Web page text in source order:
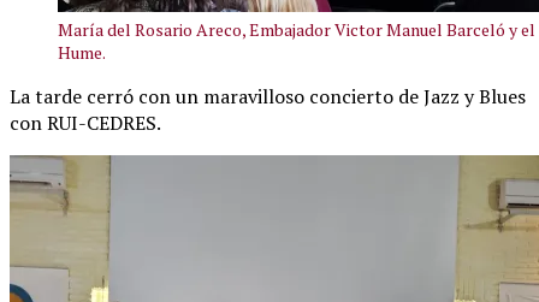
María del Rosario Areco, Embajador Victor Manuel Barceló y
Hume.
La tarde cerró con un maravilloso concierto de Jazz y Blues
con RUI-CEDRES.